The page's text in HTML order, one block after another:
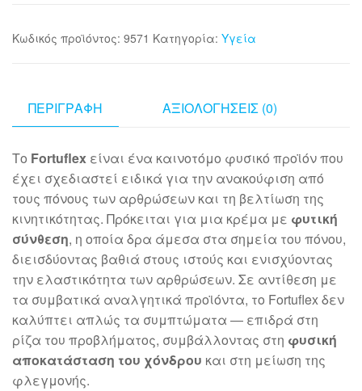
Κωδικός προϊόντος: 9571 Κατηγορία: Υγεία
ΠΕΡΙΓΡΑΦΉ ΑΞΙΟΛΟΓΉΣΕΙΣ (0)
Το Fortuflex είναι ένα καινοτόμο φυσικό προϊόν που
έχει σχεδιαστεί ειδικά για την ανακούφιση από
τους πόνους των αρθρώσεων και τη βελτίωση της
κινητικότητας. Πρόκειται για μια κρέμα με φυτική
σύνθεση, η οποία δρα άμεσα στα σημεία του πόνου,
διεισδύοντας βαθιά στους ιστούς και ενισχύοντας
την ελαστικότητα των αρθρώσεων. Σε αντίθεση με
τα συμβατικά αναλγητικά προϊόντα, το Fortuflex δεν
καλύπτει απλώς τα συμπτώματα — επιδρά στη
ρίζα του προβλήματος, συμβάλλοντας στη φυσική
αποκατάσταση του χόνδρου και στη μείωση της
φλεγμονής.